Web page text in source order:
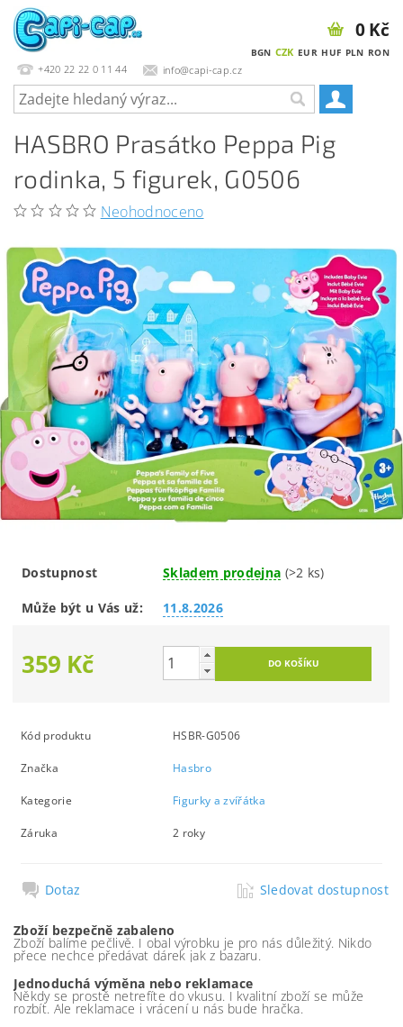
+420 22 22 0 11 44 info@capi-cap.cz
BGN CZK EUR HUF PLN RON
0 Kč
HASBRO Prasátko Peppa Pig
rodinka, 5 figurek, G0506
Neohodnoceno
Dostupnost Skladem prodejna (>2 ks)
Může být u Vás už: 11.8.2026
359 Kč
Kód produktu HSBR-G0506
Značka Hasbro
Kategorie Figurky a zvířátka
Záruka 2 roky
Dotaz Sledovat dostupnost
Zboží bezpečně zabaleno
Zboží balíme pečlivě. I obal výrobku je pro nás důležitý. Nikdo
přece nechce předávat dárek jak z bazaru.
Jednoduchá výměna nebo reklamace
Někdy se prostě netrefíte do vkusu. I kvalitní zboží se může
rozbít. Ale reklamace i vrácení u nás bude hračka.